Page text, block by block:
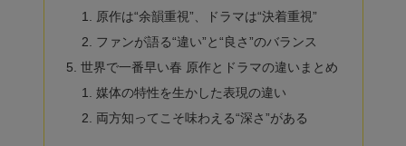
原作は“余韻重視”、ドラマは“決着重視”
ファンが語る“違い”と“良さ”のバランス
世界で一番早い春 原作とドラマの違いまとめ
媒体の特性を生かした表現の違い
両方知ってこそ味わえる“深さ”がある